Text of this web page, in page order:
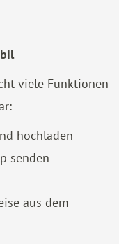
viele Funktionen
hochladen
senden
aus dem